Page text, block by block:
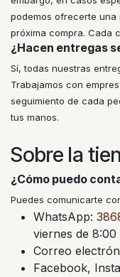
podemos ofrecerte
próxima compra. Cada
¿Hacen entregas
Sí, todas nuestras
Trabajamos con
seguimiento de cada
tus manos.
Sobre la
¿Cómo puedo
Puedes comunicarte
WhatsApp:
viernes de 8:00
Correo
Facebook,